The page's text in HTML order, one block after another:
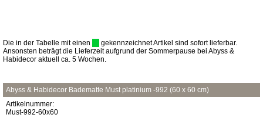
Die in der Tabelle mit einen
gekennzeichnet Artikel sind sofort lieferbar.
Ansonsten beträgt die Lieferzeit aufgrund der Sommerpause bei Abyss &
Habidecor aktuell ca. 5 Wochen.
Abyss & Habidecor Badematte Must platinium -992 (60 x 60 cm)
Artikelnummer:
Must-992-60x60